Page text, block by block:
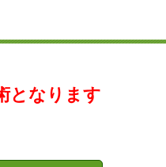
となります